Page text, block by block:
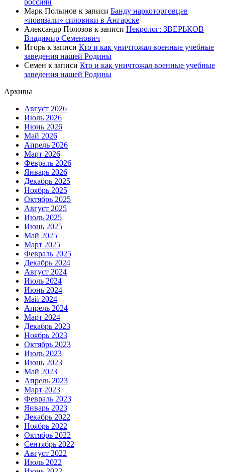
россиян
Марк Полынов к записи Банду наркоторговцев
«повязали» силовики в Ангарске
Александр Полозов к записи Некролог: ЗВЕРЬКОВ
Владимир Семенович
Игорь к записи Кто и как уничтожал военные учебные
заведения нашей Родины
Семен к записи Кто и как уничтожал военные учебные
заведения нашей Родины
Архивы
Август 2026
Июль 2026
Июнь 2026
Май 2026
Апрель 2026
Март 2026
Февраль 2026
Январь 2026
Декабрь 2025
Ноябрь 2025
Октябрь 2025
Август 2025
Июль 2025
Июнь 2025
Май 2025
Март 2025
Февраль 2025
Декабрь 2024
Август 2024
Июль 2024
Июнь 2024
Май 2024
Апрель 2024
Март 2024
Декабрь 2023
Ноябрь 2023
Октябрь 2023
Июль 2023
Июнь 2023
Май 2023
Апрель 2023
Март 2023
Февраль 2023
Январь 2023
Декабрь 2022
Ноябрь 2022
Октябрь 2022
Сентябрь 2022
Август 2022
Июль 2022